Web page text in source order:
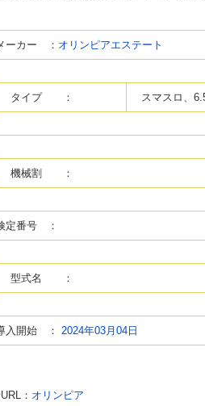
ーカー ： オリンピアエステート
タイプ ： スマスロ、
機械割 ：
定番号 ：
型式名 ：
入開始 ： 2024年03月04日
： オリンピア